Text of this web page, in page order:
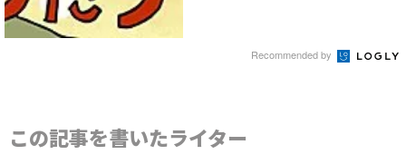
Recommended by
この記事を書いたライター